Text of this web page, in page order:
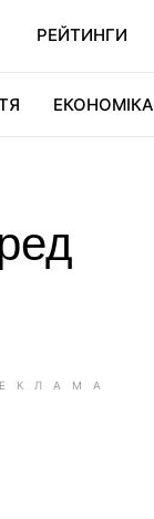
РЕЙТИНГИ
ЕКОНОМІКА